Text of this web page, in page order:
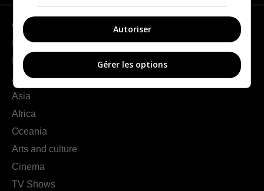
Geography
France
Europe
Americas
Asia
Africa
Oceania
Arts and culture
Cinema
TV Shows
Autoriser
Gérer les options